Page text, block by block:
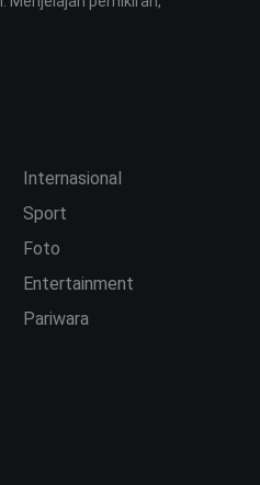
Internasional
Sport
Foto
Entertainment
Pariwara